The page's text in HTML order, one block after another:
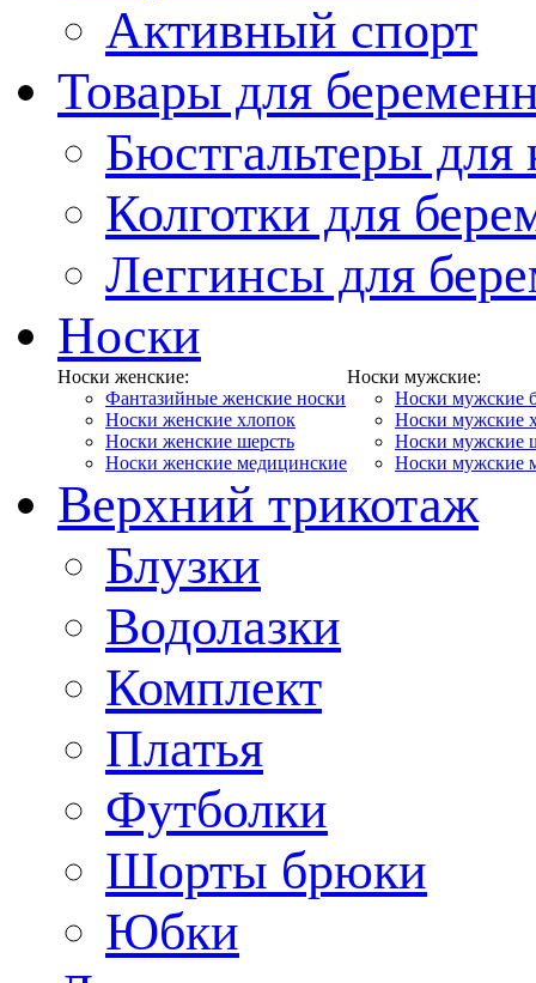
Активный спорт
Товары для
Бюстгальтеры
Колготки для
Леггинсы для
Носки
Носки женские:
Фантазийные женские носки
Носки женские хлопок
Носки женские шерсть
Носки женские медицинские
Носки мужские:
Носки мужские
Носки мужские
Носки мужские
Носки мужские
Верхний трикотаж
Блузки
Водолазки
Комплект
Платья
Футболки
Шорты брюки
Юбки